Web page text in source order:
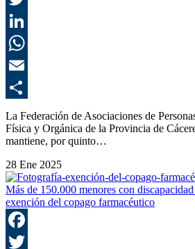
La Federación de Asociaciones de
Física y Orgánica de la Provincia de
mantiene, por quinto…
28 Ene 2025
Más de 150.000 menores con
exención del copago farmacéutico